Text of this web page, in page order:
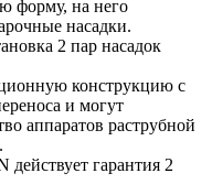
форму, на него
насадки.
2 пар насадок
конструкцию с
и могут
аппаратов раструбной
гарантия 2